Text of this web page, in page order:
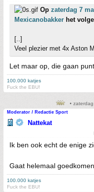
Op zaterdag 7
Mexicanobakker het
[..]
Veel plezier met 4x Aston
Let maar op, die gaan
100.000 katjes
Fuck the EBU!
•
Moderator / Redactie Sport
Nattekat
Ik ben ook echt de enige
Gaat helemaal goedkomen.
100.000 katjes
Fuck the EBU!